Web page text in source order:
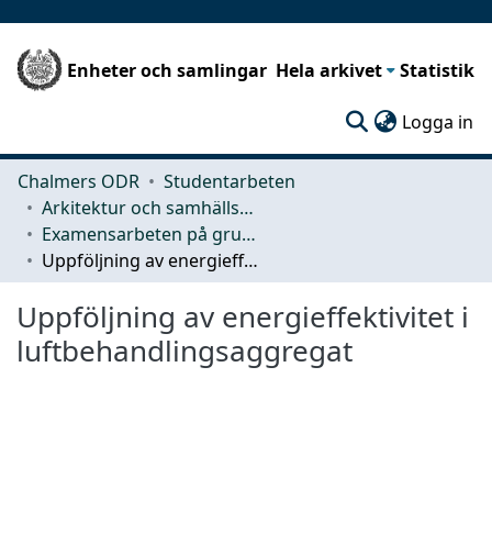
Enheter och samlingar Hela arkivet Statistik
Logga in
Chalmers ODR
Studentarbeten
Arkitektur och samhällsbyggnadsteknik (ACE)
Examensarbeten på grundnivå
Uppföljning av energieffektivitet i luftbehandlingsaggregat
Uppföljning av energieffektivitet i
luftbehandlingsaggregat